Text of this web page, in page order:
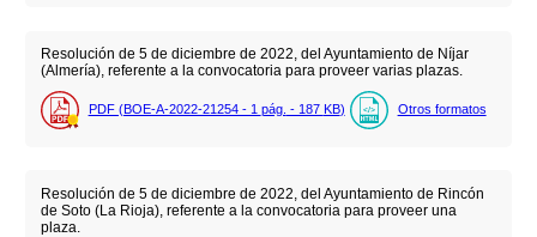
Resolución de 5 de diciembre de 2022, del Ayuntamiento de Níjar
(Almería), referente a la convocatoria para proveer varias plazas.
PDF (BOE-A-2022-21254 - 1 pág. - 187 KB) Otros formatos
Resolución de 5 de diciembre de 2022, del Ayuntamiento de Rincón
de Soto (La Rioja), referente a la convocatoria para proveer una
plaza.